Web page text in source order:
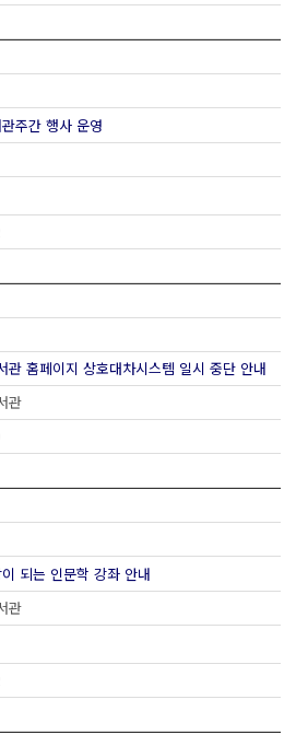
주간 행사 운영
관 홈페이지 상호대차시스템 일시 중단 안내
관
되는 인문학 강좌 안내
관